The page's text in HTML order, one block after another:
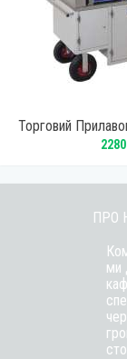
Торговий
ПРО
ми